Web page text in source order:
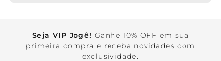
Seja VIP Jogê! Ganhe 10% OFF em sua
primeira compra e receba novidades com
exclusividade.